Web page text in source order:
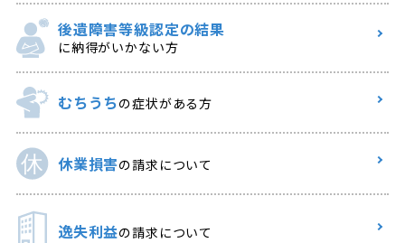
後遺障害等級認定の結果
に納得がいかない方
むちうちの症状がある方
休業損害の請求について
逸失利益の請求について